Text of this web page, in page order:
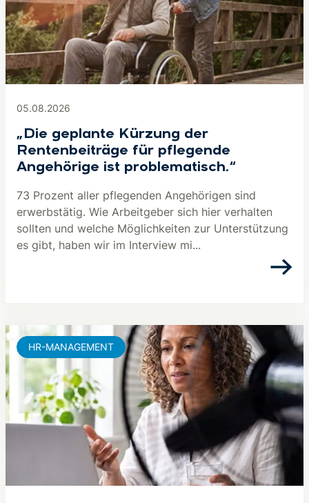
05.08.2026
„Die geplante Kürzung der
Rentenbeiträge für pflegende
Angehörige ist problematisch.“
73 Prozent aller pflegenden Angehörigen sind
erwerbstätig. Wie Arbeitgeber sich hier verhalten
sollten und welche Möglichkeiten zur Unterstützung
es gibt, haben wir im Interview mi...
HR-MANAGEMENT